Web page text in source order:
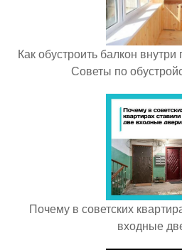
Как обустроить балкон
Советы по
Почему в советских
входные